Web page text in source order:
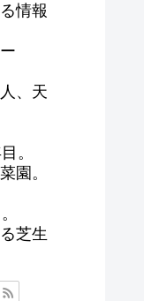
情報
、天
。
園。
芝生